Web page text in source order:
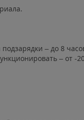
– до 8
– от -